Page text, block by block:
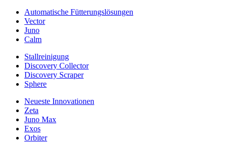
Automatische Fütterungslösungen
Vector
Juno
Calm
Stallreinigung
Discovery Collector
Discovery Scraper
Sphere
Neueste Innovationen
Zeta
Juno Max
Exos
Orbiter